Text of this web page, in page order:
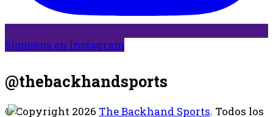
Síguenos en Instagram
@thebackhandsports
© Copyright 2026 The Backhand Sports. Todos los